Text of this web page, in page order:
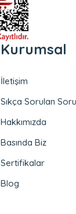
Kurumsal
İletişim
Sıkça Sorulan
Hakkımızda
Basında Biz
Sertifikalar
Blog